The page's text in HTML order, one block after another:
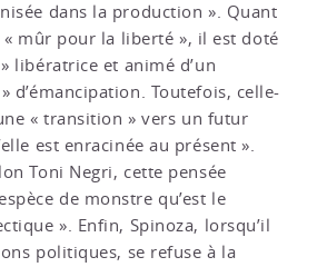
dans la production ». Quant
« mûr pour la liberté », il est doté
libératrice et animé d’un
d’émancipation. Toutefois, celle-
« transition » vers un futur
est enracinée au présent ».
Toni Negri, cette pensée
de monstre qu’est le
». Enfin, Spinoza, lorsqu’il
politiques, se refuse à la